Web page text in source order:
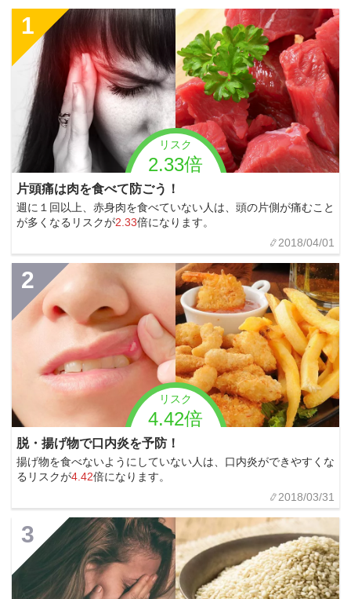
リスク
2.33倍
1
片頭痛は肉を食べて防ごう！
週に１回以上、赤身肉を食べていない人は、頭の片側が痛むこと
が多くなるリスクが2.33倍になります。
2018/04/01
リスク
4.42倍
2
脱・揚げ物で口内炎を予防！
揚げ物を食べないようにしていない人は、口内炎ができやすくな
るリスクが4.42倍になります。
2018/03/31
3